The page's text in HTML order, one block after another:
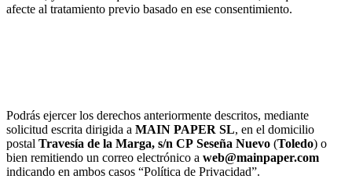
afecte al tratamiento previo basado en ese consentimiento.
Podrás ejercer los derechos anteriormente descritos, mediante
solicitud escrita dirigida a MAIN PAPER SL, en el domicilio
postal Travesía de la Marga, s/n CP Seseña Nuevo (Toledo) o
bien remitiendo un correo electrónico a web@mainpaper.com
indicando en ambos casos “Política de Privacidad”.